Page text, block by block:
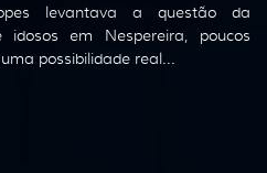
levantava a questão da
em Nespereira, poucos
possibilidade real...